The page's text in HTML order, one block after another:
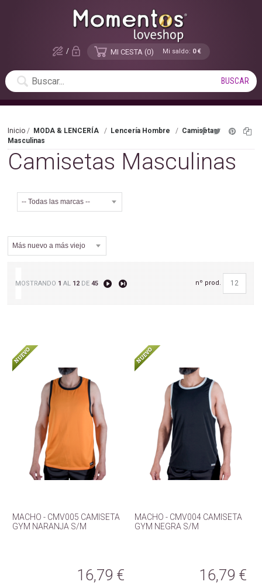
/ MI CESTA 0 Mi saldo: 0 €
Inicio MODA & LENCERÍA Lencería Hombre
Camisetas
Masculinas
Camisetas Masculinas
MOSTRANDO1AL12DE45 nº prod.
MACHO - CMV005 CAMISETA
GYM NARANJA S/M
16,79 €
MACHO - CMV004 CAMISETA
GYM NEGRA S/M
16,79 €